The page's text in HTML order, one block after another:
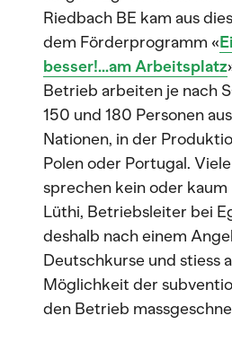
Riedbach BE kam aus
dem Förderprogramm «
besser!...am Arbeitsplatz
Betrieb arbeiten je nach
150 und 180 Personen
Nationen, in der
Polen oder Portugal.
sprechen kein oder kaum
Lüthi, Betriebsleiter bei
deshalb nach einem
Deutschkurse und stiess
Möglichkeit der
den Betrieb